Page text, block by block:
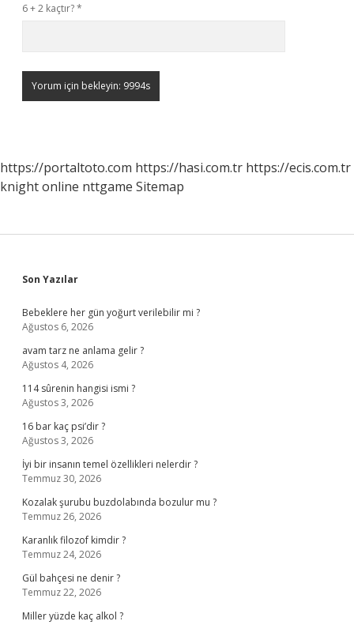
6 + 2 kaçtır?*
https://portaltoto.com https://hasi.com.tr https://ecis.com.tr
knight online nttgame Sitemap
Sidebar
Son Yazılar
Bebeklere her gün yoğurt verilebilir mi ?
Ağustos 6, 2026
avam tarz ne anlama gelir ?
Ağustos 4, 2026
114 sûrenin hangisi ismi ?
Ağustos 3, 2026
16 bar kaç psi’dir ?
Ağustos 3, 2026
İyi bir insanın temel özellikleri nelerdir ?
Temmuz 30, 2026
Kozalak şurubu buzdolabında bozulur mu ?
Temmuz 26, 2026
Karanlık filozof kimdir ?
Temmuz 24, 2026
Gül bahçesi ne denir ?
Temmuz 22, 2026
Miller yüzde kaç alkol ?